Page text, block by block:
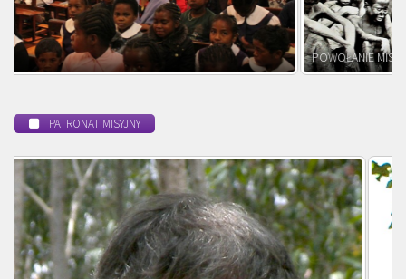
POWOŁANIE MISYJNE
PATRONAT MISYJNY